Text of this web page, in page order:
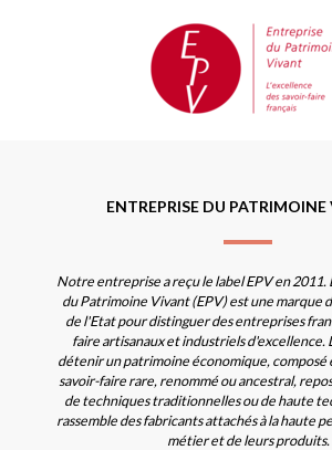
ENTREPRISE DU
Notre entreprise a reçu le label EPV en 2011.
du Patrimoine Vivant (EPV) est une marque
de l'Etat pour distinguer des entreprises
faire artisanaux et industriels d'excellence.
détenir un patrimoine économique,
savoir-faire rare, renommé ou ancestral,
de techniques traditionnelles ou de haute
rassemble des fabricants attachés à la haute
métier et de leurs produits.